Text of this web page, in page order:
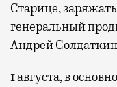
Старице,
генеральный
Андрей
1 августа, в